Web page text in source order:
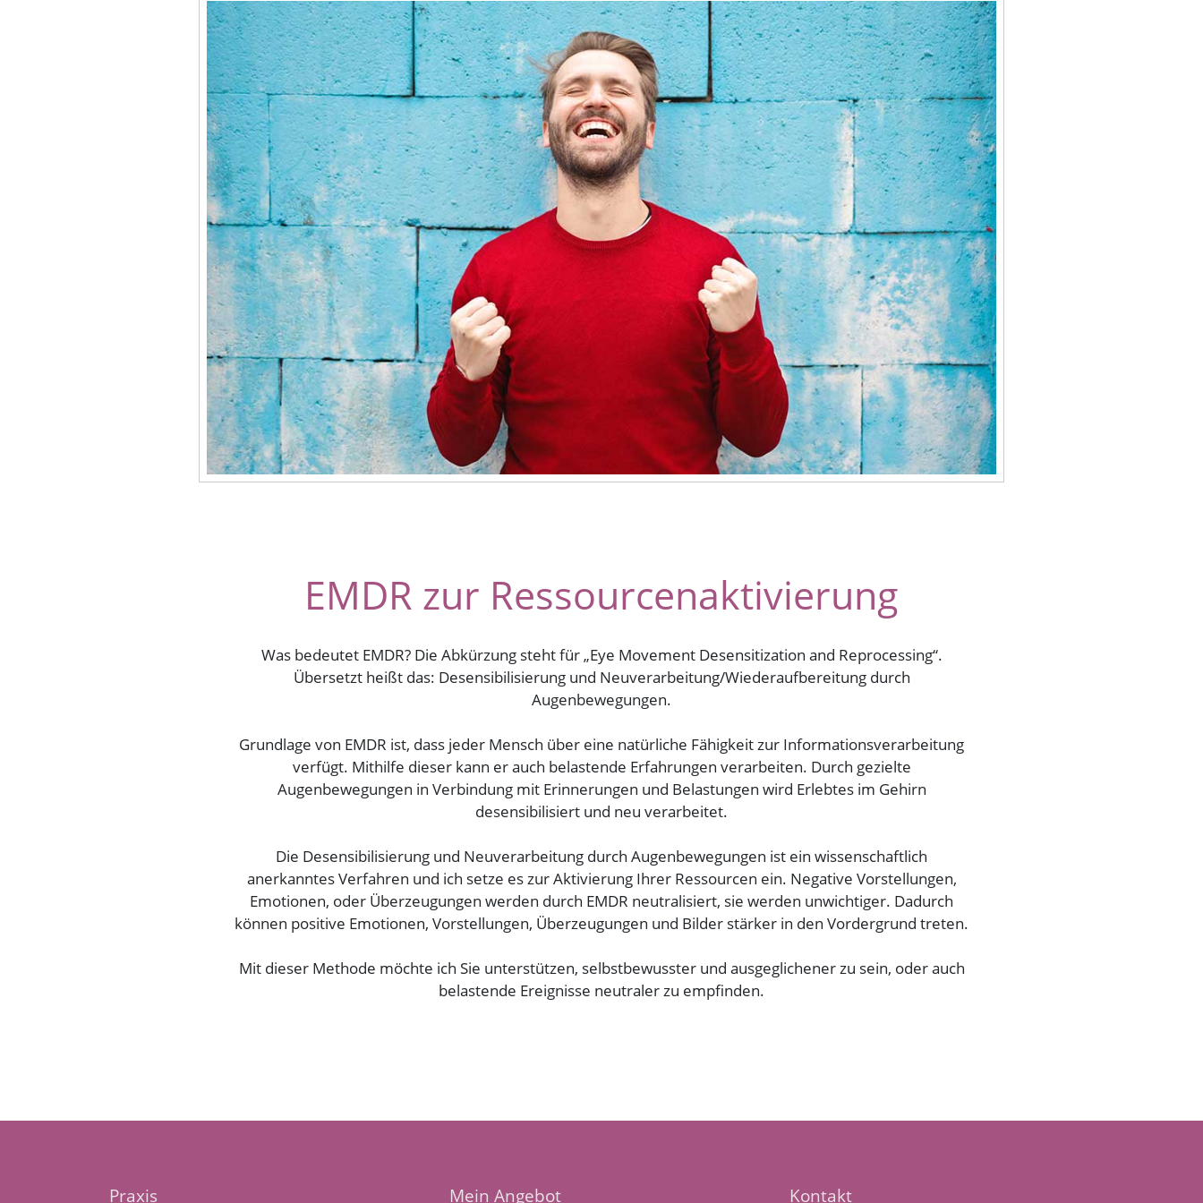
EMDR zur Ressourcenaktivierung
Was bedeutet EMDR? Die Abkürzung steht für „Eye Movement Desensitization and Reprocessing“.
Übersetzt heißt das: Desensibilisierung und Neuverarbeitung/Wiederaufbereitung durch
Augenbewegungen.
Grundlage von EMDR ist, dass jeder Mensch über eine natürliche Fähigkeit zur Informationsverarbeitung
verfügt. Mithilfe dieser kann er auch belastende Erfahrungen verarbeiten. Durch gezielte
Augenbewegungen in Verbindung mit Erinnerungen und Belastungen wird Erlebtes im Gehirn
desensibilisiert und neu verarbeitet.
Die Desensibilisierung und Neuverarbeitung durch Augenbewegungen ist ein wissenschaftlich
anerkanntes Verfahren und ich setze es zur Aktivierung Ihrer Ressourcen ein. Negative Vorstellungen,
Emotionen, oder Überzeugungen werden durch EMDR neutralisiert, sie werden unwichtiger. Dadurch
können positive Emotionen, Vorstellungen, Überzeugungen und Bilder stärker in den Vordergrund treten.
Mit dieser Methode möchte ich Sie unterstützen, selbstbewusster und ausgeglichener zu sein, oder auch
belastende Ereignisse neutraler zu empfinden.
Praxis Mein Angebot Kontakt